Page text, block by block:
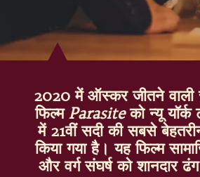
2020 में ऑस्कर जीतने वाली
फिल्मParasiteको न्यू यॉर्क
में 21वीं सदी की सबसे
किया गया है। यह फिल्म
और वर्ग संघर्ष को शानदार